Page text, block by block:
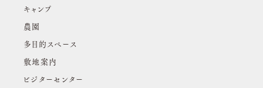
キャンプ
農園
多目的スペース
敷地案内
ビジターセンター